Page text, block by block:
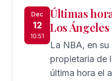
Participación
diferentes
El Día
Dec
12
10:51
Últimas
Los Ángeles
La NBA, en
propietaria de
última hora el